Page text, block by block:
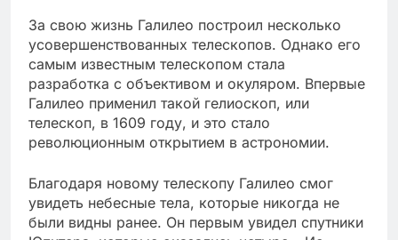
За свою жизнь Галилео построил несколько
усовершенствованных телескопов. Однако его
самым известным телескопом стала
разработка с объективом и окуляром. Впервые
Галилео применил такой гелиоскоп, или
телескоп, в 1609 году, и это стало
революционным открытием в астрономии.
Благодаря новому телескопу Галилео смог
увидеть небесные тела, которые никогда не
были видны ранее. Он первым увидел спутники